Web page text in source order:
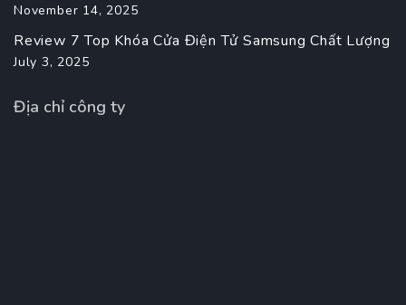
November 14, 2025
Review 7 Top Khóa Cửa Điện Tử Samsung Chất Lượng
July 3, 2025
Địa chỉ công ty